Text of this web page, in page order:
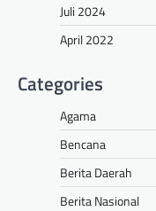
Juli 2024
April 2022
Categories
Agama
Bencana
Berita Daerah
Berita Nasional